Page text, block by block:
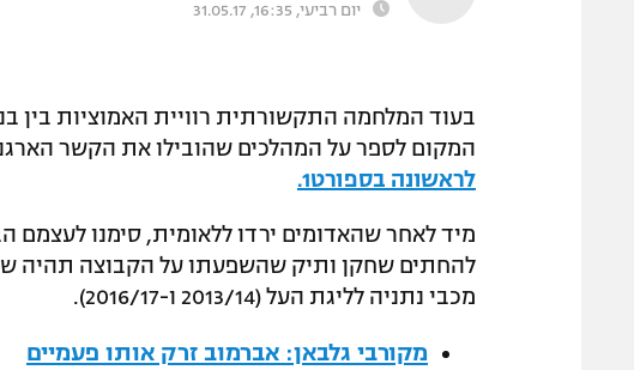
יום רביעי, 16:35, 31.05.17
בעוד המלחמה התקשורתית רוויית האמוציות בין
המקום לספר על המהלכים שהובילו את הקשר
לראשונה בספורט1.
מיד לאחר שהאדומים ירדו ללאומית, סימנו לעצמם
להחתים שחקן ותיק שהשפעתו על הקבוצה תהיה
מכבי נתניה לליגת העל (2013/14 ו-2016/17).
מקורבי גלבאן: אברמוב זרק אותו פעמיים